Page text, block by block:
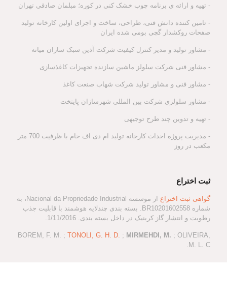
- تهیه و ارائه ی برنامه چوب خشک کنی در کوره؛ مبلمان صادقی تهران
- تامین کننده دانش فنی، طراحی، ساخت و اجرای اولین کارخانه تولید
صفحات روکشدار گچی بومی شده ایران
- مشاور تولید و مدیر کنترل کیفیت شرکت آذین سبک سازان میانه
- مشاور فنی شرکت سلولز ماشین سازنده تجهیزات کاغذسازی
- مشاور فنی و مشاور تولید شرکت شهاب صنعت کاغذ
- مشاور سلولزی شرکت بین المللی شهرسازان پایتخت
- تهیه و تدوین چند طرح توجیهی
- مدیریت پروژه احداث کارخانه تولید ام دی اف خام با ظرفیت 700 متر
مکعب در روز
ثبت اختراع
گواهی ثبت اختراع
از موسسه Nacional da Propriedade Industrial، به
شماره BR10201602558. بسته بندی چندلایه هوشمند با قابلیت جذب
رطوبت و انتشار گاز کربنیک در داخل بسته بندی. 1/11/2016.
BOREM, F. M. ; TONOLI, G. H. D. ; MIRMEHDI, M. ; OLIVEIRA,
M. L. C.